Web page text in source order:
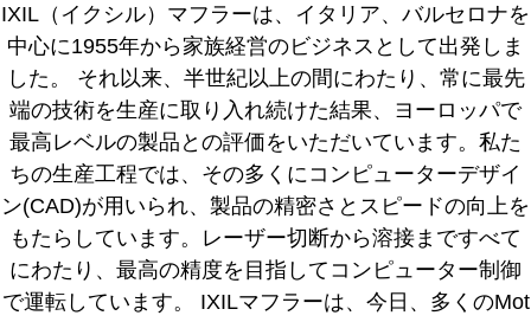
IXIL（イクシル）マフラーは、イタリア、バルセロナを
中心に1955年から家族経営のビジネスとして出発しま
した。 それ以来、半世紀以上の間にわたり、常に最先
端の技術を生産に取り入れ続けた結果、ヨーロッパで
最高レベルの製品との評価をいただいています。私た
ちの生産工程では、その多くにコンピューターデザイ
ン(CAD)が用いられ、製品の精密さとスピードの向上を
もたらしています。レーザー切断から溶接まですべて
にわたり、最高の精度を目指してコンピューター制御
で運転しています。 IXILマフラーは、今日、多くのMot